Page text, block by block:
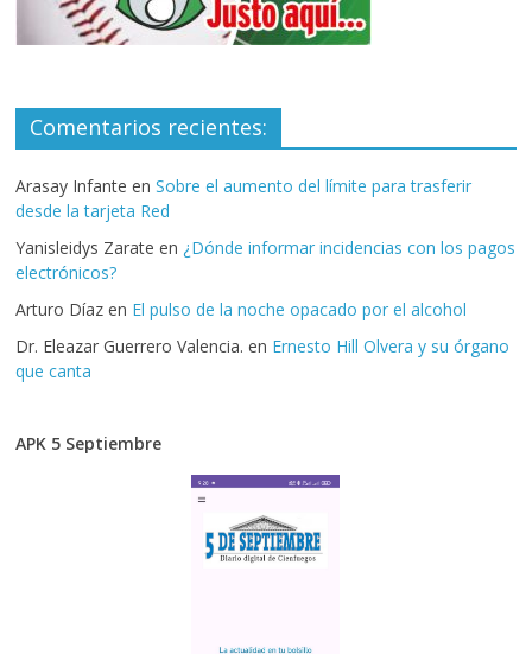
Comentarios recientes:
Arasay Infante enSobre el aumento del límite para trasferir
desde la tarjeta Red
Yanisleidys Zarate en ¿Dónde informar incidencias con los pagos
electrónicos?
Arturo Díaz en El pulso de la noche opacado por el alcohol
Dr. Eleazar Guerrero Valencia. en Ernesto Hill Olvera y su órgano
que canta
APK 5 Septiembre